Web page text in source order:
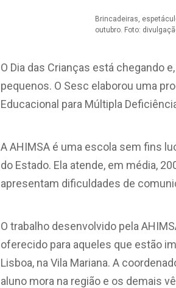
Brincadeiras,
outubro. Foto:
O Dia das Crianças está chegando
pequenos. O Sesc elaborou uma
Educacional para Múltipla
A AHIMSA é uma escola sem fins
do Estado. Ela atende, em média,
apresentam dificuldades de
O trabalho desenvolvido pela
oferecido para aqueles que estão
Lisboa, na Vila Mariana. A
aluno mora na região e os demais